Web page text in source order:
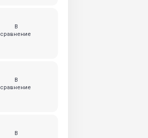
В
сравнение
В
сравнение
В